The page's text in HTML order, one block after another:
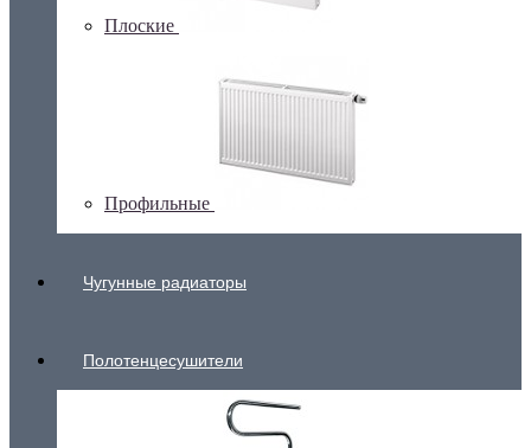
Плоские
Профильные
Чугунные радиаторы
Полотенцесушители